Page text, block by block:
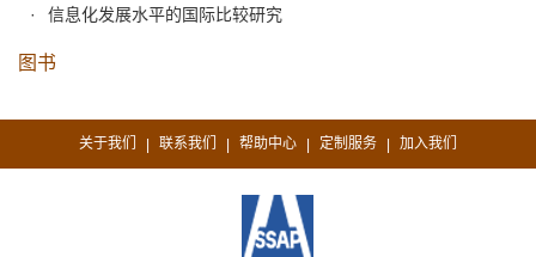
信息化发展水平的国际比较研究
图书
关于我们 | 联系我们 | 帮助中心 | 定制服务 | 加入我们